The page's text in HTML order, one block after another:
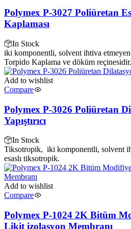
Polymex P-3027 Poliüretan
Kaplaması
In Stock
iki komponentli, solvent ihtiva
Torpido Kaplama ve döküm reçinesidir.
Add to wishlist
Compare
Polymex P-3026 Poliüretan
Yapıştırıcı
In Stock
Tiksotropik, iki komponentli, solvent
esaslı tiksotropik.
Add to wishlist
Compare
Polymex P-1024 2K Bitüm
Likit izolasyon Membranı